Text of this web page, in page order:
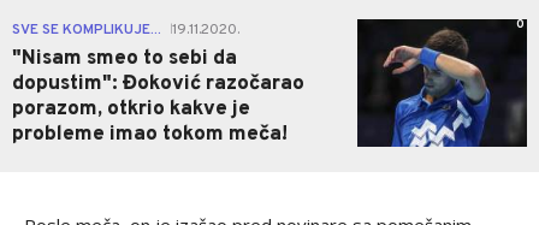
SVE SE KOMPLIKUJE... 19.11.2020.
"Nisam smeo to sebi da
dopustim": Đoković razočarao
porazom, otkrio kakve je
probleme imao tokom meča!
0